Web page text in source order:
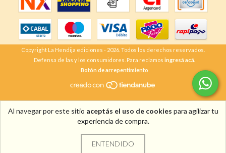
Al navegar por este sitio aceptás el uso de cookies para agilizar tu
experiencia de compra.
ENTENDIDO
Copyright La Hendija ediciones - 2026. Todos los derechos reservados.
Defensa de las y los consumidores. Para reclamos ingresá acá.
Botón de arrepentimiento